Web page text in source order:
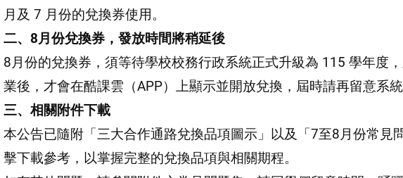
月及 7 月份的兌換券使用。
二、8月份兌換券，發放時間將稍延後
8月份的兌換券，須等待學校校務行政系統正式升級為 115 學年度
業後，才會在酷課雲（APP）上顯示並開放兌換，屆時請再留意系統
三、相關附件下載
本公告已隨附「三大合作通路兌換品項圖示」以及「7至8月份常見
擊下載參考，以掌握完整的兌換品項與相關期程。